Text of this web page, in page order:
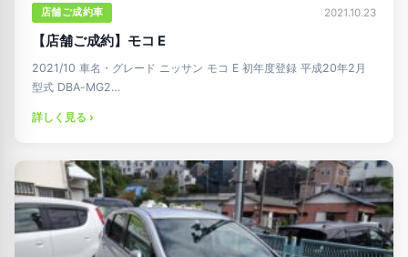
店舗ご成約車 2021.10.23
【店舗ご成約】モコ E
2021/10 車名・グレード ニッサン モコ E 初年度登録 平成20年2月
型式 DBA-MG2…
詳しく見る ›